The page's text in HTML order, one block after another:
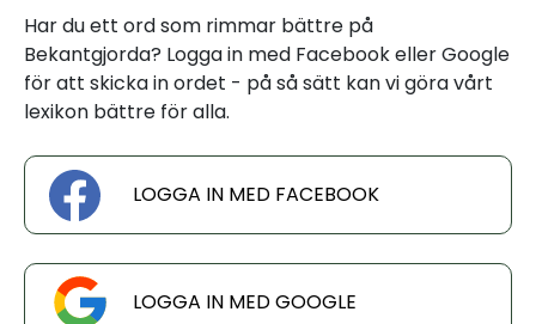
Har du ett ord som rimmar bättre på
Bekantgjorda? Logga in med Facebook eller Google
för att skicka in ordet - på så sätt kan vi göra vårt
lexikon bättre för alla.
LOGGA IN MED FACEBOOK
LOGGA IN MED GOOGLE